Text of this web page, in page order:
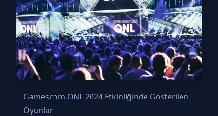
Gamescom ONL 2024 Etkinliğinde Gösterilen
Oyunlar